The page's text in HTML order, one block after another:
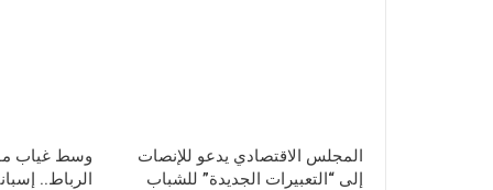
المجلس الاقتصادي يدعو للإنصات
إلى “التعبيرات الجديدة” للشباب
وسط غياب